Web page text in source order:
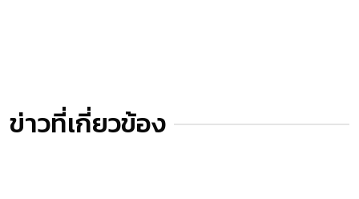
ข่าวที่เกี่ยวข้อง